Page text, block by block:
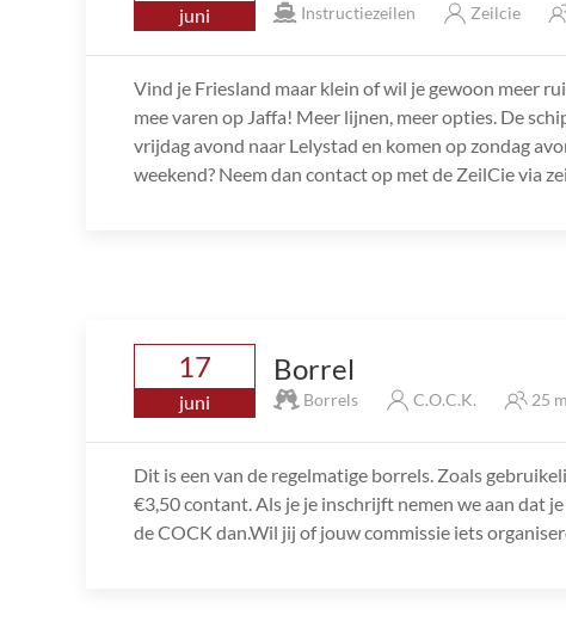
juni Instructiezeilen Zeilcie
Vind je Friesland maar klein of wil je gewoon meer
mee varen op Jaffa! Meer lijnen, meer opties. De
vrijdag avond naar Lelystad en komen op zondag
weekend? Neem dan contact op met de ZeilCie via
17
juni
Borrel
Borrels C.O.C.K. 25
Dit is een van de regelmatige borrels. Zoals
€3,50 contant. Als je je inschrijft nemen we aan dat
de COCK dan.Wil jij of jouw commissie iets